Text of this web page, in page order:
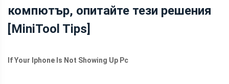
НА IOS
компютър, опитайте тези решения
[MiniTool Tips]
If Your Iphone Is Not Showing Up Pc